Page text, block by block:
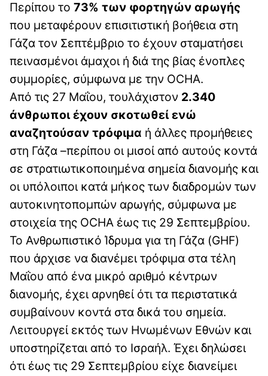
Περίπου το 73% των φορτηγών αρωγής
που μεταφέρουν επισιτιστική βοήθεια στη
Γάζα τον Σεπτέμβριο το έχουν σταματήσει
πεινασμένοι άμαχοι ή διά της βίας ένοπλες
συμμορίες, σύμφωνα με την OCHA.
Από τις 27 Μαΐου, τουλάχιστον 2.340
άνθρωποι έχουν σκοτωθεί ενώ
αναζητούσαν τρόφιμα ή άλλες προμήθειες
στη Γάζα –περίπου οι μισοί από αυτούς κοντά
σε στρατιωτικοποιημένα σημεία διανομής και
οι υπόλοιποι κατά μήκος των διαδρομών των
αυτοκινητοπομπών αρωγής, σύμφωνα με
στοιχεία της OCHA έως τις 29 Σεπτεμβρίου.
Το Ανθρωπιστικό Ίδρυμα για τη Γάζα (GHF)
που άρχισε να διανέμει τρόφιμα στα τέλη
Μαΐου από ένα μικρό αριθμό κέντρων
διανομής, έχει αρνηθεί ότι τα περιστατικά
συμβαίνουν κοντά στα δικά του σημεία.
Λειτουργεί εκτός των Ηνωμένων Εθνών και
υποστηρίζεται από το Ισραήλ. Έχει δηλώσει
ότι έως τις 29 Σεπτεμβρίου είχε διανείμει